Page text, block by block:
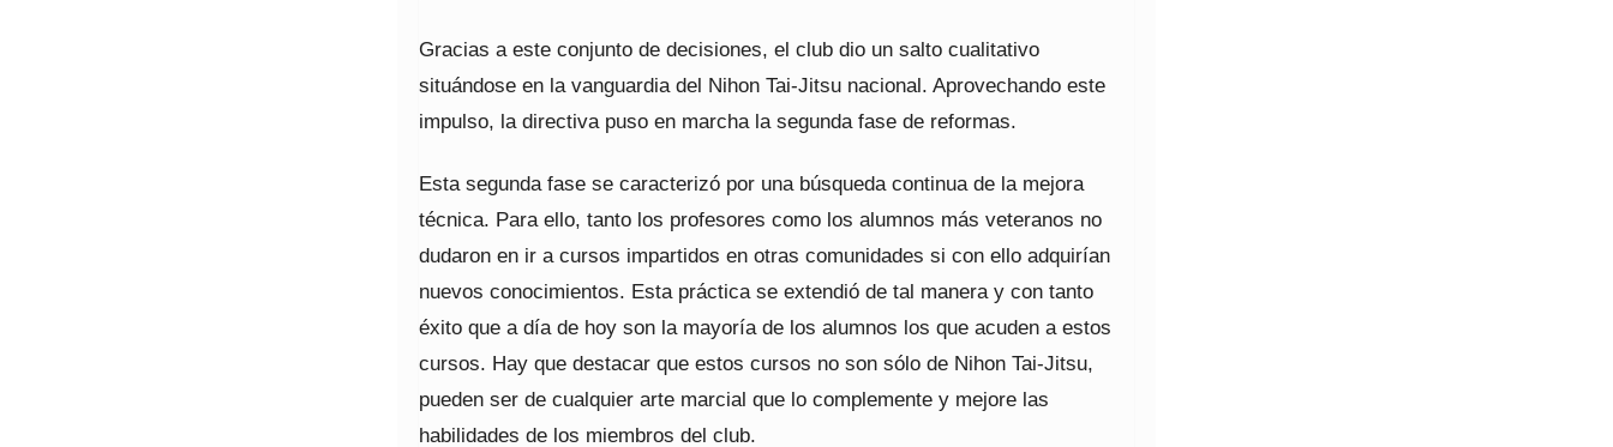
Gracias a este conjunto de decisiones, el club dio un salto cualitativo
situándose en la vanguardia del Nihon Tai-Jitsu nacional. Aprovechando este
impulso, la directiva puso en marcha la segunda fase de reformas.
Esta segunda fase se caracterizó por una búsqueda continua de la mejora
técnica. Para ello, tanto los profesores como los alumnos más veteranos no
dudaron en ir a cursos impartidos en otras comunidades si con ello adquirían
nuevos conocimientos. Esta práctica se extendió de tal manera y con tanto
éxito que a día de hoy son la mayoría de los alumnos los que acuden a estos
cursos. Hay que destacar que estos cursos no son sólo de Nihon Tai-Jitsu,
pueden ser de cualquier arte marcial que lo complemente y mejore las
habilidades de los miembros del club.